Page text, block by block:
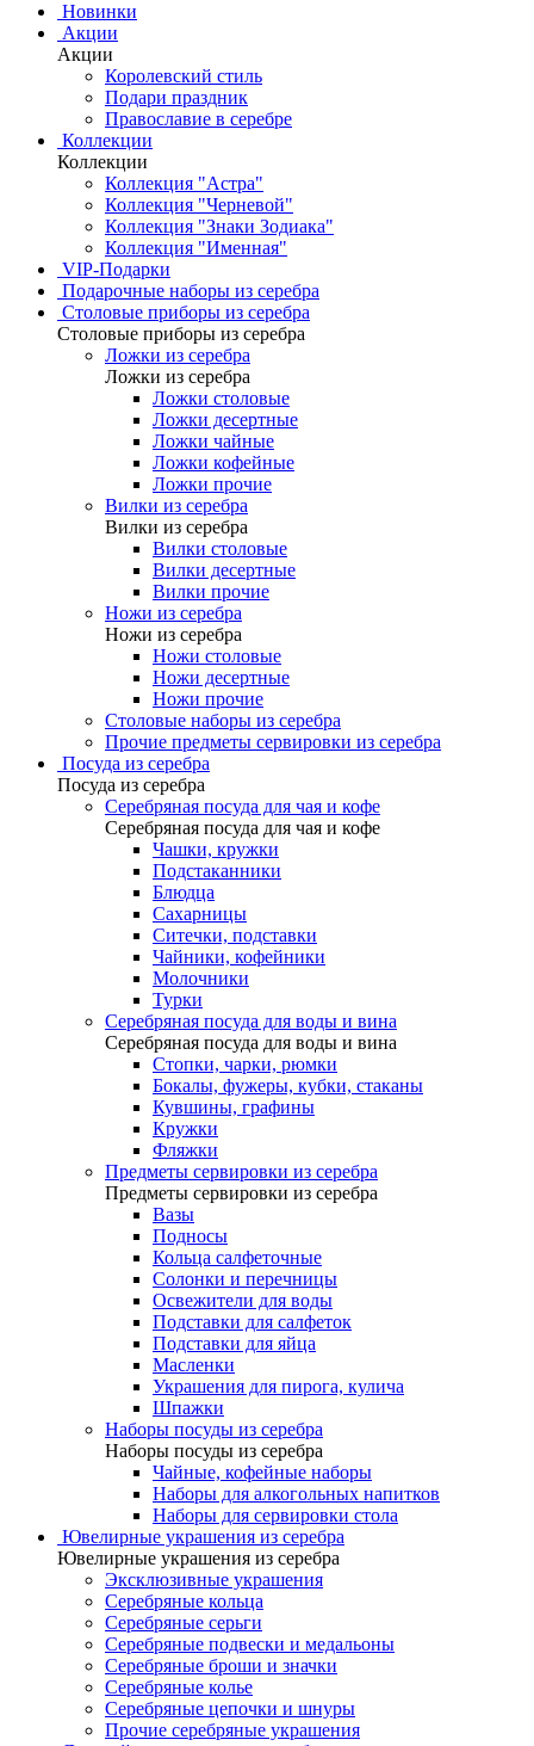
Новинки
Акции
Акции
Королевский стиль
Подари праздник
Православие в серебре
Коллекции
Коллекции
Коллекция "Астра"
Коллекция "Черневой"
Коллекция "Знаки Зодиака"
Коллекция "Именная"
VIP-Подарки
Подарочные наборы из серебра
Столовые приборы из серебра
Столовые приборы из серебра
Ложки из серебра
Ложки из серебра
Ложки столовые
Ложки десертные
Ложки чайные
Ложки кофейные
Ложки прочие
Вилки из серебра
Вилки из серебра
Вилки столовые
Вилки десертные
Вилки прочие
Ножи из серебра
Ножи из серебра
Ножи столовые
Ножи десертные
Ножи прочие
Столовые наборы из серебра
Прочие предметы сервировки из серебра
Посуда из серебра
Посуда из серебра
Серебряная посуда для чая и кофе
Серебряная посуда для чая и кофе
Чашки, кружки
Подстаканники
Блюдца
Сахарницы
Ситечки, подставки
Чайники, кофейники
Молочники
Турки
Серебряная посуда для воды и вина
Серебряная посуда для воды и вина
Стопки, чарки, рюмки
Бокалы, фужеры, кубки, стаканы
Кувшины, графины
Кружки
Фляжки
Предметы сервировки из серебра
Предметы сервировки из серебра
Вазы
Подносы
Кольца салфеточные
Солонки и перечницы
Освежители для воды
Подставки для салфеток
Подставки для яйца
Масленки
Украшения для пирога, кулича
Шпажки
Наборы посуды из серебра
Наборы посуды из серебра
Чайные, кофейные наборы
Наборы для алкогольных напитков
Наборы для сервировки стола
Ювелирные украшения из серебра
Ювелирные украшения из серебра
Эксклюзивные украшения
Серебряные кольца
Серебряные серьги
Серебряные подвески и медальоны
Серебряные броши и значки
Серебряные колье
Серебряные цепочки и шнуры
Прочие серебряные украшения